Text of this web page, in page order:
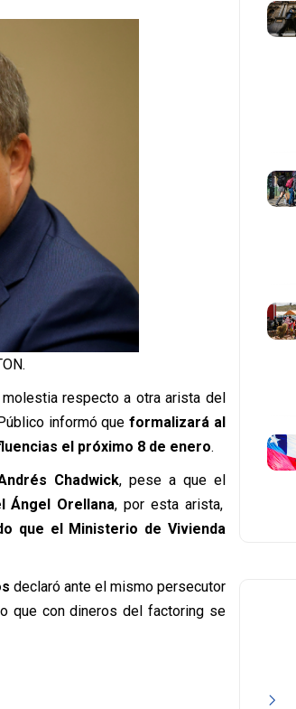
respecto a otra arista del
informó que formalizará al
el próximo 8 de enero.
Chadwick, pese a que el
Ángel Orellana, por esta arista,
que el Ministerio de Vivienda
declaró ante el mismo persecutor
que con dineros del factoring se